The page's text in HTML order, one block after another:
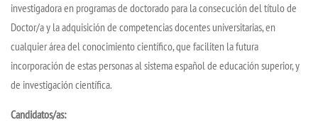
investigadora en programas de doctorado para la consecución del título de
Doctor/a y la adquisición de competencias docentes universitarias, en
cualquier área del conocimiento científico, que faciliten la futura
incorporación de estas personas al sistema español de educación superior, y
de investigación científica.
Candidatos/as: